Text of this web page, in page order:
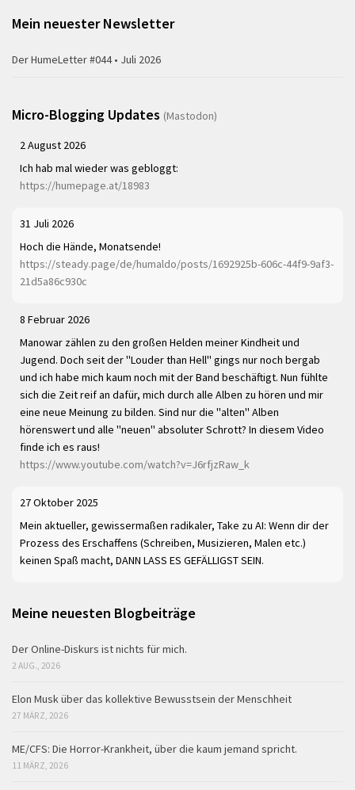
Mein neuester Newsletter
Der HumeLetter #044 • Juli 2026
Micro-Blogging Updates (Mastodon)
2 August 2026
Ich hab mal wieder was gebloggt:
https://humepage.at/18983
31 Juli 2026
Hoch die Hände, Monatsende!
https://steady.page/de/humaldo/posts/1692925b-606c-44f9-9af3-
21d5a86c930c
8 Februar 2026
Manowar zählen zu den großen Helden meiner Kindheit und
Jugend. Doch seit der "Louder than Hell" gings nur noch bergab
und ich habe mich kaum noch mit der Band beschäftigt. Nun fühlte
sich die Zeit reif an dafür, mich durch alle Alben zu hören und mir
eine neue Meinung zu bilden. Sind nur die "alten" Alben
hörenswert und alle "neuen" absoluter Schrott? In diesem Video
finde ich es raus!
https://www.youtube.com/watch?v=J6rfjzRaw_k
27 Oktober 2025
Mein aktueller, gewissermaßen radikaler, Take zu AI: Wenn dir der
Prozess des Erschaffens (Schreiben, Musizieren, Malen etc.)
keinen Spaß macht, DANN LASS ES GEFÄLLIGST SEIN.
Meine neuesten Blogbeiträge
Der Online-Diskurs ist nichts für mich.
2 AUG., 2026
Elon Musk über das kollektive Bewusstsein der Menschheit
27 MÄRZ, 2026
ME/CFS: Die Horror-Krankheit, über die kaum jemand spricht.
11 MÄRZ, 2026